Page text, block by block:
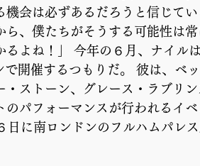
会は必ずあるだろうと信じて
、僕たちがそうする可能性は常
よね！」 今年の６月、ナイル
開催するつもりだ。 彼は、ベッ
ストーン、グレース・ラブリ
パフォーマンスが行われるイベ
日に南ロンドンのフルハムパレ